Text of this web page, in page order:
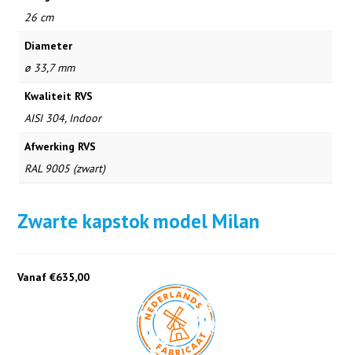
26 cm
Diameter
ø 33,7 mm
Kwaliteit RVS
AISI 304, Indoor
Afwerking RVS
RAL 9005 (zwart)
Zwarte kapstok model Milan
Vanaf €635,00